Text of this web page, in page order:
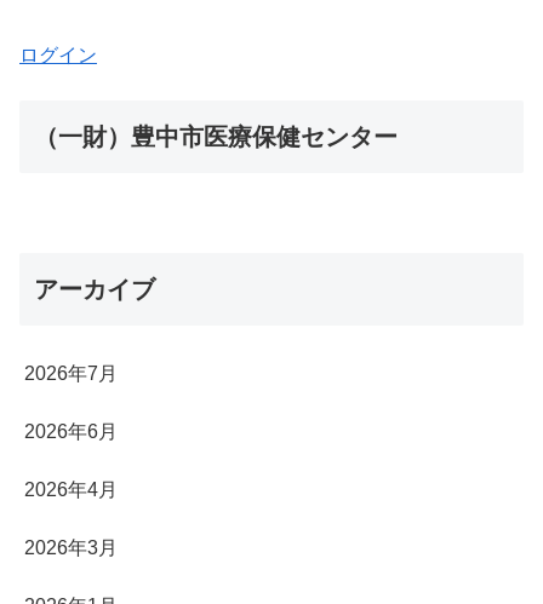
ログイン
（一財）豊中市医療保健センター
アーカイブ
2026年7月
2026年6月
2026年4月
2026年3月